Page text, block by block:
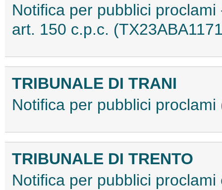
Notifica per pubblici
art. 150 c.p.c.
TRIBUNALE DI TRANI
Notifica per pubblici
TRIBUNALE DI TRENTO
Notifica per pubblici